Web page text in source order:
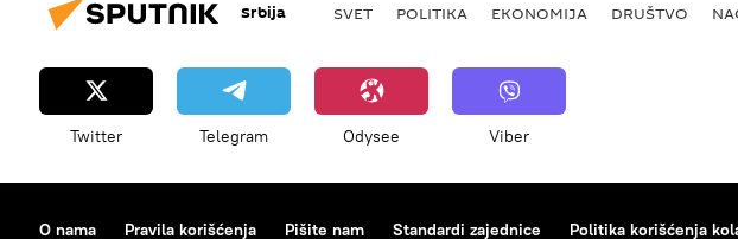
Srbija SVET POLITIKA EKONOMIJA DRUŠTVO
Twitter Telegram Odysee Viber
O nama Pravila korišćenja Pišite nam Standardi zajednice Politika korišćenja